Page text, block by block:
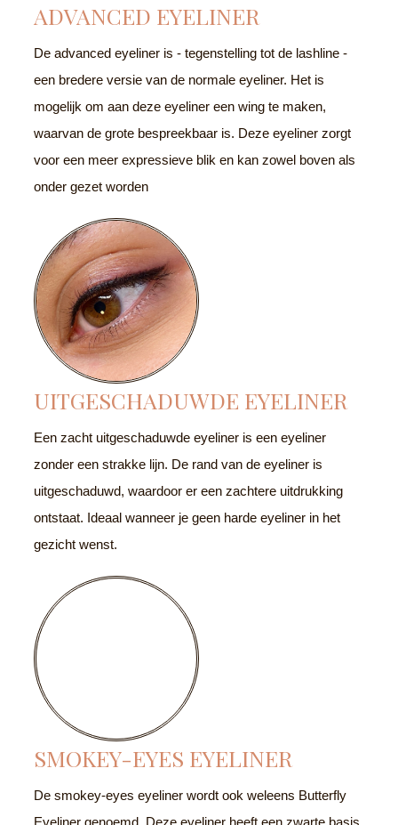
ADVANCED EYELINER
De advanced eyeliner is - tegenstelling tot de lashline -
een bredere versie van de normale eyeliner. Het is
mogelijk om aan deze eyeliner een wing te maken,
waarvan de grote bespreekbaar is. Deze eyeliner zorgt
voor een meer expressieve blik en kan zowel boven als
onder gezet worden
UITGESCHADUWDE EYELINER
Een zacht uitgeschaduwde eyeliner is een eyeliner
zonder een strakke lijn. De rand van de eyeliner is
uitgeschaduwd, waardoor er een zachtere uitdrukking
ontstaat. Ideaal wanneer je geen harde eyeliner in het
gezicht wenst.
SMOKEY-EYES EYELINER
De smokey-eyes eyeliner wordt ook weleens Butterfly
Eyeliner genoemd. Deze eyeliner heeft een zwarte basis.